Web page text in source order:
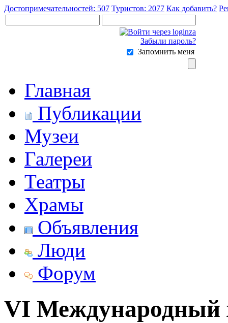
Достопримечательностей: 507 Туристов: 2077 Как добавить?
Забыли пароль?
Запомнить меня
Главная
Публикации
Музеи
Галереи
Театры
Храмы
Объявления
Люди
Форум
VI Международный